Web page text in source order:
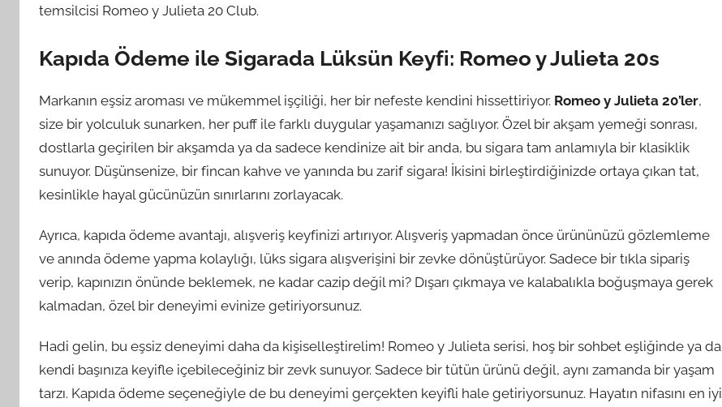
temsilcisi Romeo y Julieta 20 Club.
Kapıda Ödeme ile Sigarada Lüksün Keyfi: Romeo y Julieta 20s
Markanın eşsiz aroması ve mükemmel işçiliği, her bir nefeste kendini hissettiriyor. Romeo y Julieta 20’ler,
size bir yolculuk sunarken, her puff ile farklı duygular yaşamanızı sağlıyor. Özel bir akşam yemeği sonrası,
dostlarla geçirilen bir akşamda ya da sadece kendinize ait bir anda, bu sigara tam anlamıyla bir klasiklik
sunuyor. Düşünsenize, bir fincan kahve ve yanında bu zarif sigara! İkisini birleştirdiğinizde ortaya çıkan tat,
kesinlikle hayal gücünüzün sınırlarını zorlayacak.
Ayrıca, kapıda ödeme avantajı, alışveriş keyfinizi artırıyor. Alışveriş yapmadan önce ürününüzü gözlemleme
ve anında ödeme yapma kolaylığı, lüks sigara alışverişini bir zevke dönüştürüyor. Sadece bir tıkla sipariş
verip, kapınızın önünde beklemek, ne kadar cazip değil mi? Dışarı çıkmaya ve kalabalıkla boğuşmaya gerek
kalmadan, özel bir deneyimi evinize getiriyorsunuz.
Hadi gelin, bu eşsiz deneyimi daha da kişiselleştirelim! Romeo y Julieta serisi, hoş bir sohbet eşliğinde ya da
kendi başınıza keyifle içebileceğiniz bir zevk sunuyor. Sadece bir tütün ürünü değil, aynı zamanda bir yaşam
tarzı. Kapıda ödeme seçeneğiyle de bu deneyimi gerçekten keyifli hale getiriyorsunuz. Hayatın nifasını en iyi